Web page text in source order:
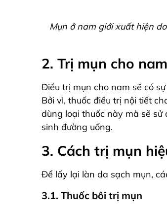
Mụn ở nam giới xuất hiện
2. Trị mụn cho
Điều trị mụn cho nam sẽ có
Bởi vì, thuốc điều trị nội tiết
dùng loại thuốc này mà sẽ
sinh đường uống.
3. Cách trị mụn
Để lấy lại làn da sạch mụn,
3.1. Thuốc bôi trị mụn